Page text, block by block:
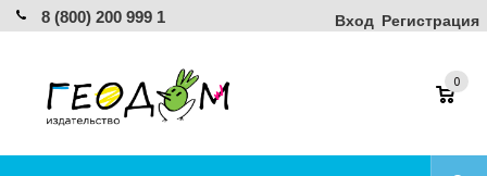
8 (800) 200 999 1 Вход Регистрация
0